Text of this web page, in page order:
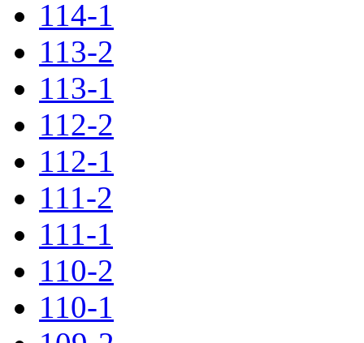
114-1
113-2
113-1
112-2
112-1
111-2
111-1
110-2
110-1